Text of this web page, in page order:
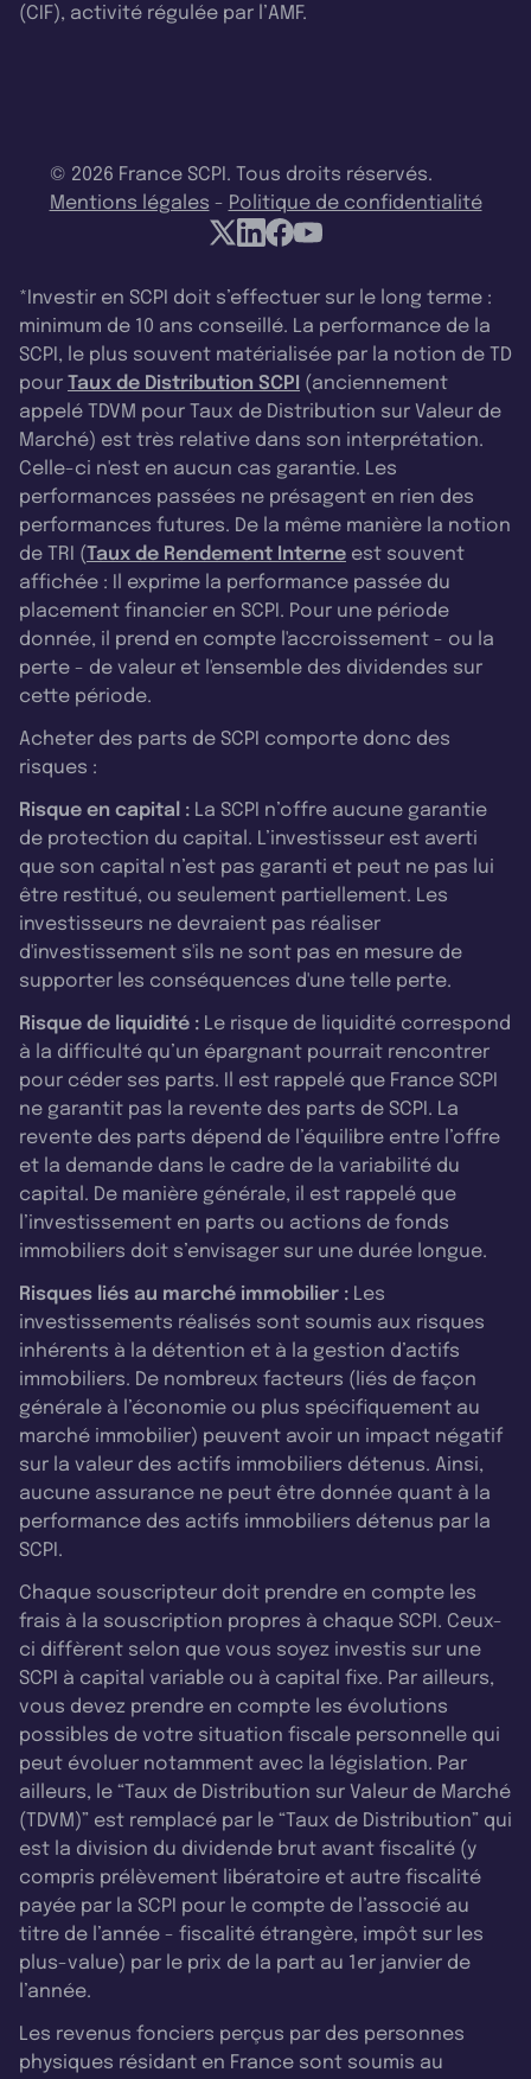
(CIF), activité régulée par l’AMF.
© 2026 France SCPI. Tous droits réservés.
Mentions légales - Politique de confidentialité
*Investir en SCPI doit s’effectuer sur le long terme :
minimum de 10 ans conseillé. La performance de la
SCPI, le plus souvent matérialisée par la notion de TD
pour Taux de Distribution SCPI (anciennement
appelé TDVM pour Taux de Distribution sur Valeur de
Marché) est très relative dans son interprétation.
Celle-ci n'est en aucun cas garantie. Les
performances passées ne présagent en rien des
performances futures. De la même manière la notion
de TRI (Taux de Rendement Interne est souvent
affichée : Il exprime la performance passée du
placement financier en SCPI. Pour une période
donnée, il prend en compte l'accroissement - ou la
perte - de valeur et l'ensemble des dividendes sur
cette période.
Acheter des parts de SCPI comporte donc des
risques :
Risque en capital : La SCPI n’offre aucune garantie
de protection du capital. L’investisseur est averti
que son capital n’est pas garanti et peut ne pas lui
être restitué, ou seulement partiellement. Les
investisseurs ne devraient pas réaliser
d'investissement s'ils ne sont pas en mesure de
supporter les conséquences d'une telle perte.
Risque de liquidité : Le risque de liquidité correspond
à la difficulté qu’un épargnant pourrait rencontrer
pour céder ses parts. Il est rappelé que France SCPI
ne garantit pas la revente des parts de SCPI. La
revente des parts dépend de l’équilibre entre l’offre
et la demande dans le cadre de la variabilité du
capital. De manière générale, il est rappelé que
l’investissement en parts ou actions de fonds
immobiliers doit s’envisager sur une durée longue.
Risques liés au marché immobilier : Les
investissements réalisés sont soumis aux risques
inhérents à la détention et à la gestion d’actifs
immobiliers. De nombreux facteurs (liés de façon
générale à l’économie ou plus spécifiquement au
marché immobilier) peuvent avoir un impact négatif
sur la valeur des actifs immobiliers détenus. Ainsi,
aucune assurance ne peut être donnée quant à la
performance des actifs immobiliers détenus par la
SCPI.
Chaque souscripteur doit prendre en compte les
frais à la souscription propres à chaque SCPI. Ceux-
ci diffèrent selon que vous soyez investis sur une
SCPI à capital variable ou à capital fixe. Par ailleurs,
vous devez prendre en compte les évolutions
possibles de votre situation fiscale personnelle qui
peut évoluer notamment avec la législation. Par
ailleurs, le “Taux de Distribution sur Valeur de Marché
(TDVM)” est remplacé par le “Taux de Distribution” qui
est la division du dividende brut avant fiscalité (y
compris prélèvement libératoire et autre fiscalité
payée par la SCPI pour le compte de l’associé au
titre de l’année - fiscalité étrangère, impôt sur les
plus-value) par le prix de la part au 1er janvier de
l’année.
Les revenus fonciers perçus par des personnes
physiques résidant en France sont soumis au